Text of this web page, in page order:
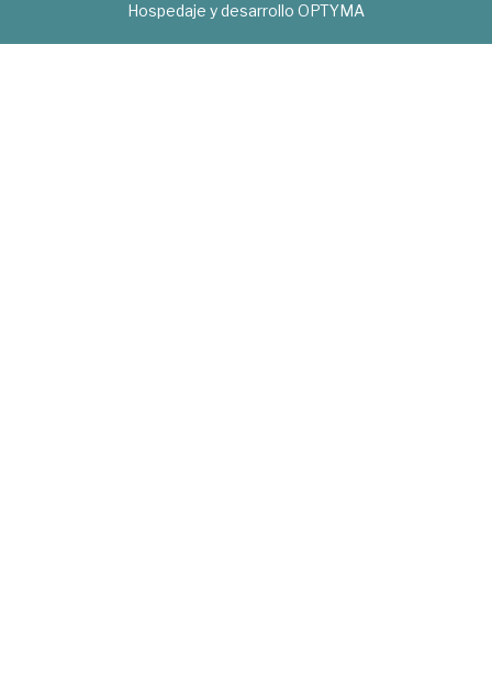
Hospedaje y desarrollo OPTYMA